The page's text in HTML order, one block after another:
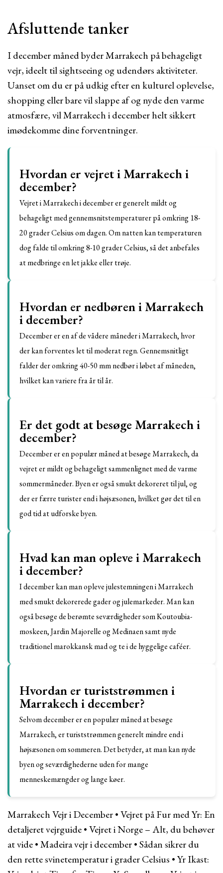
Afsluttende tanker
I december måned byder Marrakech på behageligt
vejr, ideelt til sightseeing og udendørs aktiviteter.
Uanset om du er på udkig efter en kulturel oplevelse,
shopping eller bare vil slappe af og nyde den varme
atmosfære, vil Marrakech i december helt sikkert
imødekomme dine forventninger.
Hvordan er vejret i Marrakech i
december?
Vejret i Marrakech i december er generelt mildt og
behageligt med gennemsnitstemperaturer på omkring 18-
20 grader Celsius om dagen. Om natten kan temperaturen
dog falde til omkring 8-10 grader Celsius, så det anbefales
at medbringe en let jakke eller trøje.
Hvordan er nedbøren i Marrakech
i december?
December er en af de vådere måneder i Marrakech, hvor
der kan forventes let til moderat regn. Gennemsnitligt
falder der omkring 40-50 mm nedbør i løbet af måneden,
hvilket kan variere fra år til år.
Er det godt at besøge Marrakech i
december?
December er en populær måned at besøge Marrakech, da
vejret er mildt og behageligt sammenlignet med de varme
sommermåneder. Byen er også smukt dekoreret til jul, og
der er færre turister end i højsæsonen, hvilket gør det til en
god tid at udforske byen.
Hvad kan man opleve i Marrakech
i december?
I december kan man opleve julestemningen i Marrakech
med smukt dekorerede gader og julemarkeder. Man kan
også besøge de berømte seværdigheder som Koutoubia-
moskeen, Jardin Majorelle og Medinaen samt nyde
traditionel marokkansk mad og te i de hyggelige caféer.
Hvordan er turiststrømmen i
Marrakech i december?
Selvom december er en populær måned at besøge
Marrakech, er turiststrømmen generelt mindre end i
højsæsonen om sommeren. Det betyder, at man kan nyde
byen og seværdighederne uden for mange
menneskemængder og lange køer.
Marrakech Vejr i December•Vejret på Fur med Yr: En
detaljeret vejrguide•Vejret i Norge – Alt, du behøver
at vide•Madeira vejr i december•Sådan sikrer du
den rette svinetemperatur i grader Celsius •Yr Ikast: